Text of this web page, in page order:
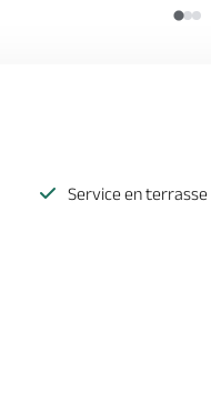
Service en terrasse